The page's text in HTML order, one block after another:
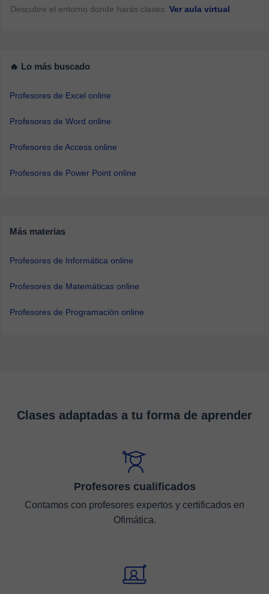
Descubre el entorno donde harás clases. Ver aula virtual
🔥 Lo más buscado
Profesores de Excel online
Profesores de Word online
Profesores de Access online
Profesores de Power Point online
Más materias
Profesores de Informática online
Profesores de Matemáticas online
Profesores de Programación online
Clases adaptadas a tu forma de aprender
Profesores cualificados
Contamos con profesores expertos y certificados en
Ofimática.